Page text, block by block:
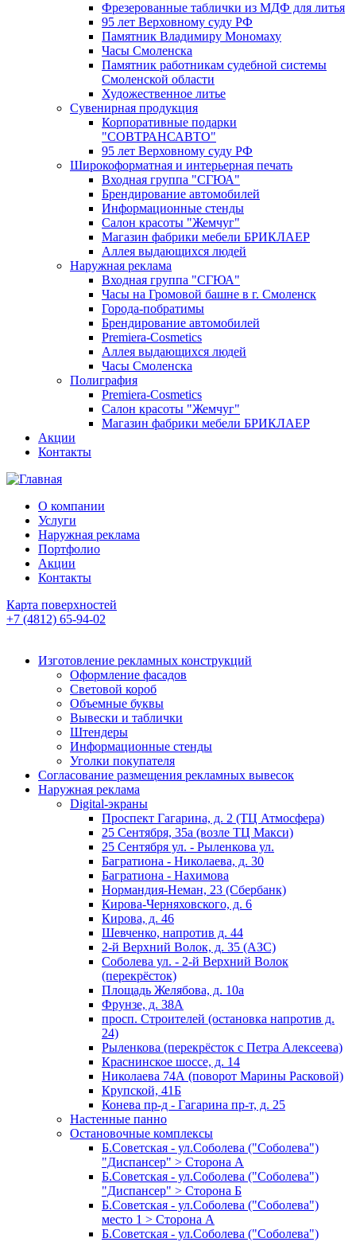
Фрезерованные таблички из МДФ для литья
95 лет Верховному суду РФ
Памятник Владимиру Мономаху
Часы Смоленска
Памятник работникам судебной системы
Смоленской области
Художественное литье
Сувенирная продукция
Корпоративные подарки
"СОВТРАНСАВТО"
95 лет Верховному суду РФ
Широкоформатная и интерьерная печать
Входная группа "СГЮА"
Брендирование автомобилей
Информационные стенды
Салон красоты "Жемчуг"
Магазин фабрики мебели БРИКЛАЕР
Аллея выдающихся людей
Наружная реклама
Входная группа "СГЮА"
Часы на Громовой башне в г. Смоленск
Города-побратимы
Брендирование автомобилей
Premiera-Cosmetics
Аллея выдающихся людей
Часы Смоленска
Полиграфия
Premiera-Cosmetics
Салон красоты "Жемчуг"
Магазин фабрики мебели БРИКЛАЕР
Акции
Контакты
О компании
Услуги
Наружная реклама
Портфолио
Акции
Контакты
Карта поверхностей
+7 (4812) 65-94-02
Изготовление рекламных конструкций
Оформление фасадов
Световой короб
Объемные буквы
Вывески и таблички
Штендеры
Информационные стенды
Уголки покупателя
Согласование размещения рекламных вывесок
Наружная реклама
Digital-экраны
Проспект Гагарина, д. 2 (ТЦ Атмосфера)
25 Сентября, 35а (возле ТЦ Макси)
25 Сентября ул. - Рыленкова ул.
Багратиона - Николаева, д. 30
Багратиона - Нахимова
Нормандия-Неман, 23 (Сбербанк)
Кирова-Черняховского, д. 6
Кирова, д. 46
Шевченко, напротив д. 44
2-й Верхний Волок, д. 35 (АЗС)
Соболева ул. - 2-й Верхний Волок
(перекрёсток)
Площадь Желябова, д. 10а
Фрунзе, д. 38А
просп. Строителей (остановка напротив д.
24)
Рыленкова (перекрёсток с Петра Алексеева)
Краснинское шоссе, д. 14
Николаева 74А (поворот Марины Расковой)
Крупской, 41Б
Конева пр-д - Гагарина пр-т, д. 25
Настенные панно
Остановочные комплексы
Б.Советская - ул.Соболева ("Соболева")
"Диспансер" > Сторона А
Б.Советская - ул.Соболева ("Соболева")
"Диспансер" > Сторона Б
Б.Советская - ул.Соболева ("Соболева")
место 1 > Сторона А
Б.Советская - ул.Соболева ("Соболева")